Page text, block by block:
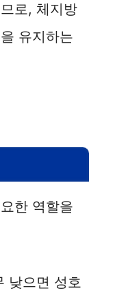
로, 체지방
유지하는
한 역할을
낮으면 성호